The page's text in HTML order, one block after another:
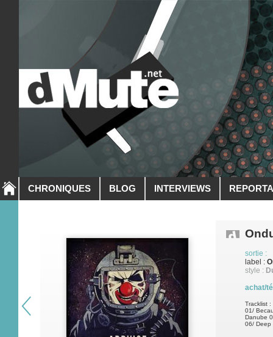
CHRONIQUES BLOG INTERVIEWS
sortie :
label :
style :
achat/
Tracklist :
01/
Danube
06/ Deep